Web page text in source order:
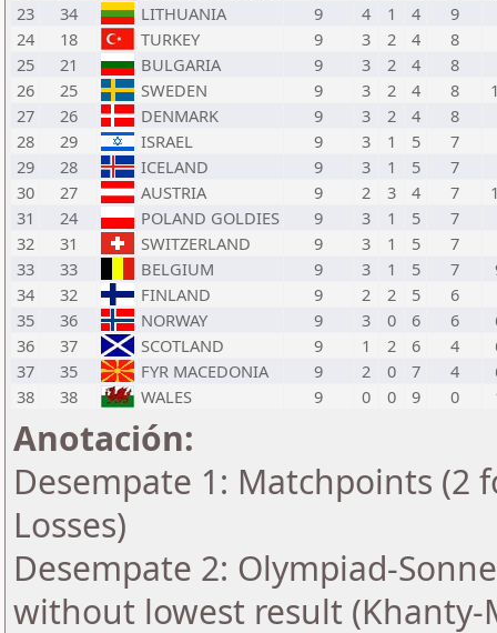
23
34 LITHUANIA 9 4 1 4
9
24
18 TURKEY 9 3 2 4
8
25
21 BULGARIA 9 3 2 4
8
26
25 SWEDEN 9 3 2 4 8
27
26 DENMARK 9 3 2 4
8
28
29 ISRAEL 9 3 1 5
7
29
28 ICELAND 9 3 1 5
7
30
27 AUSTRIA 9 2 3 4 7
31
24 POLAND GOLDIES 9 3 1 5
7
32
31 SWITZERLAND 9 3 1 5
7
33
33 BELGIUM 9 3 1 5 7
34
32 FINLAND 9 2 2 5
6
35
36 NORWAY 9 3 0 6 6
36
37 SCOTLAND 9 1 2 6 4
37
35 FYR MACEDONIA 9 2 0 7 4
38
38 WALES 9 0 0 9 0
Anotación:
Desempate 1: Matchpoints (2
Losses)
Desempate 2: Olympiad-
without lowest result (Khanty-